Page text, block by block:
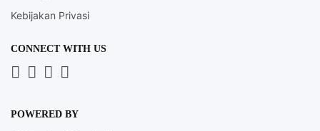
Kebijakan Privasi
CONNECT WITH US
POWERED BY